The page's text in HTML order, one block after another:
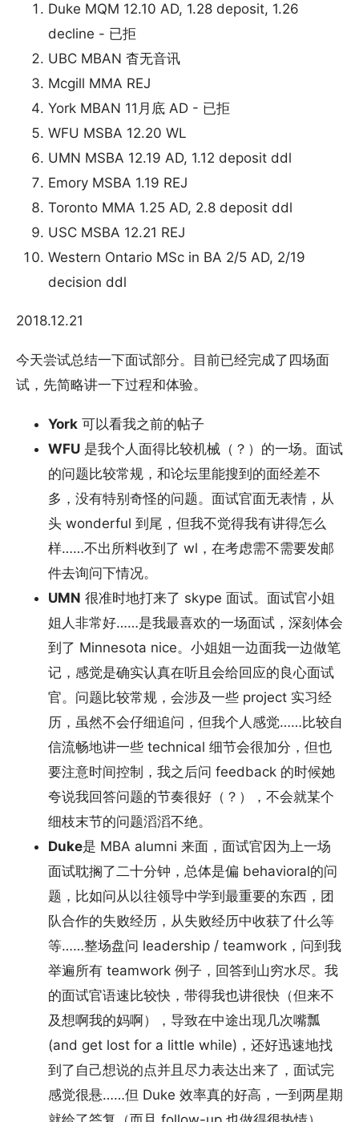
Duke MQM 12.10 AD, 1.28 deposit, 1.26
decline - 已拒
UBC MBAN 杳无音讯
Mcgill MMA REJ
York MBAN 11月底 AD - 已拒
WFU MSBA 12.20 WL
UMN MSBA 12.19 AD, 1.12 deposit ddl
Emory MSBA 1.19 REJ
Toronto MMA 1.25 AD, 2.8 deposit ddl
USC MSBA 12.21 REJ
Western Ontario MSc in BA 2/5 AD, 2/19
decision ddl
2018.12.21
今天尝试总结一下面试部分。目前已经完成了四场面
试，先简略讲一下过程和体验。
York 可以看我之前的帖子
WFU 是我个人面得比较机械（？）的一场。面试
的问题比较常规，和论坛里能搜到的面经差不
多，没有特别奇怪的问题。面试官面无表情，从
头 wonderful 到尾，但我不觉得我有讲得怎么
样……不出所料收到了 wl，在考虑需不需要发邮
件去询问下情况。
UMN 很准时地打来了 skype 面试。面试官小姐
姐人非常好……是我最喜欢的一场面试，深刻体会
到了 Minnesota nice。小姐姐一边面我一边做笔
记，感觉是确实认真在听且会给回应的良心面试
官。问题比较常规，会涉及一些 project 实习经
历，虽然不会仔细追问，但我个人感觉……比较自
信流畅地讲一些 technical 细节会很加分，但也
要注意时间控制，我之后问 feedback 的时候她
夸说我回答问题的节奏很好（？），不会就某个
细枝末节的问题滔滔不绝。
Duke是 MBA alumni 来面，面试官因为上一场
面试耽搁了二十分钟，总体是偏 behavioral的问
题，比如问从以往领导中学到最重要的东西，团
队合作的失败经历，从失败经历中收获了什么等
等……整场盘问 leadership / teamwork，问到我
举遍所有 teamwork 例子，回答到山穷水尽。我
的面试官语速比较快，带得我也讲很快（但来不
及想啊我的妈啊），导致在中途出现几次嘴瓢
(and get lost for a little while)，还好迅速地找
到了自己想说的点并且尽力表达出来了，面试完
感觉很悬……但 Duke 效率真的好高，一到两星期